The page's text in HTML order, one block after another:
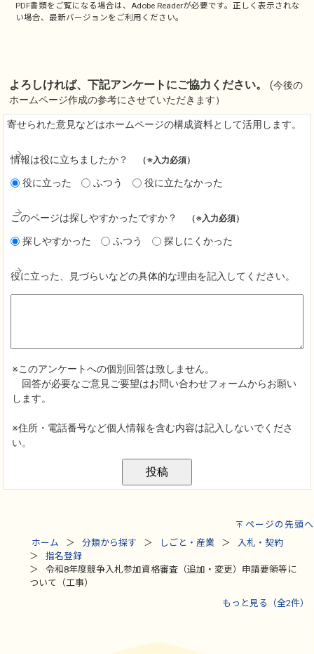
PDF書類をご覧になる場合は、Adobe Readerが必要です。正しく表示されな
い場合、最新バージョンをご利用ください。
ページの先頭へ
ホーム
分類から探す しごと・産業
入札・契約
指名登録
令和8年度競争入札参加資格審査（追加・変更）申請要領等に
ついて（工事）
もっと見る（全2件）